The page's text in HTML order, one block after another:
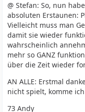
@ Stefan: So, nun
absoluten Erstaunen:
Vielleicht muss man
damit sie wieder
wahrscheinlich
mehr so GANZ
über die Zeit wieder
AN ALLE: Erstmal
nicht spielt, komme
73 Andy